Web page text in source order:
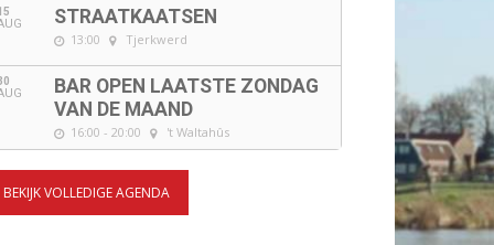
STRAATKAATSEN
13:00 Tjerkwerd
BAR OPEN LAATSTE ZONDAG
VAN DE MAAND
16:00 - 20:00 't Waltahûs
BEKIJK VOLLEDIGE AGENDA